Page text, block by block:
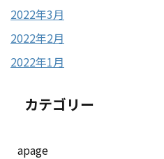
2022年3月
2022年2月
2022年1月
カテゴリー
apage